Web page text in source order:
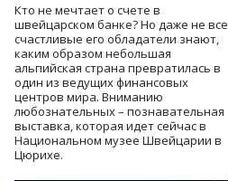
Кто не мечтает о счете в
швейцарском банке? Но даже не все
счастливые его обладатели знают,
каким образом небольшая
альпийская страна превратилась в
один из ведущих финансовых
центров мира. Вниманию
любознательных – познавательная
выставка, которая идет сейчас в
Национальном музее Швейцарии в
Цюрихе.